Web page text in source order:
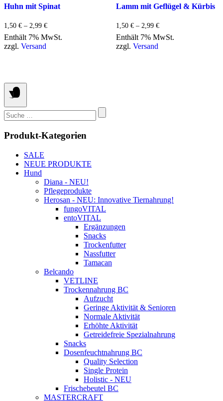
Huhn mit Spinat
1,50 € – 2,99 €Preisspanne:
1,50 €
bis
Enthält 7% MwSt.
zzgl. Versand
Die
Lamm mit Geflügel & Kürbis
1,50 € – 2,99 €Preisspanne:
1,50 €
bis
Enthält 7% MwSt.
zzgl. Versand
Suchen
nach:
Produkt-Kategorien
SALE
NEUE PRODUKTE
Hund
Diana - NEU!
Pflegeprodukte
Herosan - NEU: Innovative Tiernahrung!
fungoVITAL
entoVITAL
Ergänzungen
Snacks
Trockenfutter
Nassfutter
Tamacan
Belcando
VETLINE
Trockennahrung BC
Aufzucht
Geringe Aktivität & Senioren
Normale Aktivität
Erhöhte Aktivität
Getreidefreie Spezialnahrung
Snacks
Dosenfeuchtnahrung BC
Quality Selection
Single Protein
Holistic - NEU
Frischebeutel BC
MASTERCRAFT